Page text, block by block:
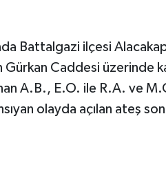
Battalgazi ilçesi
Caddesi üzerinde
A.B., E.O. ile R.A. ve
olayda açılan ateş